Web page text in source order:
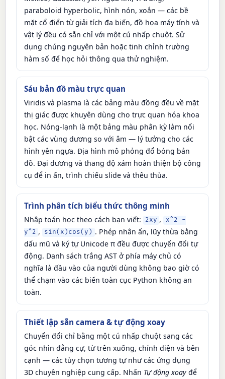
paraboloid hyperbolic, hình nón, xoắn — các bề
mặt cổ điển từ giải tích đa biến, đồ họa máy tính và
vật lý đều có sẵn chỉ với một cú nhấp chuột. Sử
dụng chúng nguyên bản hoặc tinh chỉnh trường
hàm số để học hỏi thông qua thử nghiệm.
Sáu bản đồ màu trực quan
Viridis và plasma là các bảng màu đồng đều về mặt
thị giác được khuyên dùng cho trực quan hóa khoa
học. Nóng-lạnh là một bảng màu phân kỳ làm nổi
bật các vùng dương so với âm — lý tưởng cho các
hình yên ngựa. Địa hình mô phỏng đổ bóng bản
đồ. Đại dương và thang độ xám hoàn thiện bộ công
cụ để in ấn, trình chiếu slide và thêu thùa.
Trình phân tích biểu thức thông minh
Nhập toán học theo cách bạn viết: 2xy ,
x^2 -
y^2 , sin(x)cos(y) . Phép nhân ẩn, lũy thừa bằng
dấu mũ và ký tự Unicode π đều được chuyển đổi tự
động. Danh sách trắng AST ở phía máy chủ có
nghĩa là đầu vào của người dùng không bao giờ có
thể chạm vào các biến toàn cục Python không an
toàn.
Thiết lập sẵn camera & tự động xoay
Chuyển đổi chỉ bằng một cú nhấp chuột sang các
góc nhìn đẳng cự, từ trên xuống, chính diện và bên
cạnh — các tùy chọn tương tự như các ứng dụng
3D chuyên nghiệp cung cấp. Nhấn Tự động xoayđể